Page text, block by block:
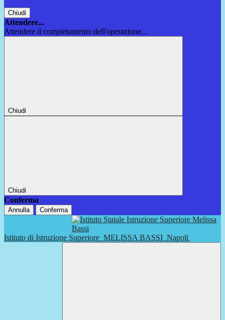
Chiudi
Attendere...
Attendere il completamento dell'operazione...
Chiudi
Chiudi
Conferma
Annulla Conferma
Istituto di Istruzione Superiore MELISSA BASSI Napoli